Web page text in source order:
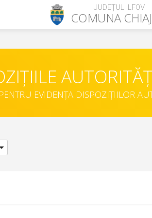
JUDEȚUL ILFOV
COMUNA
EVIDENȚA DISPOZIȚIILOR